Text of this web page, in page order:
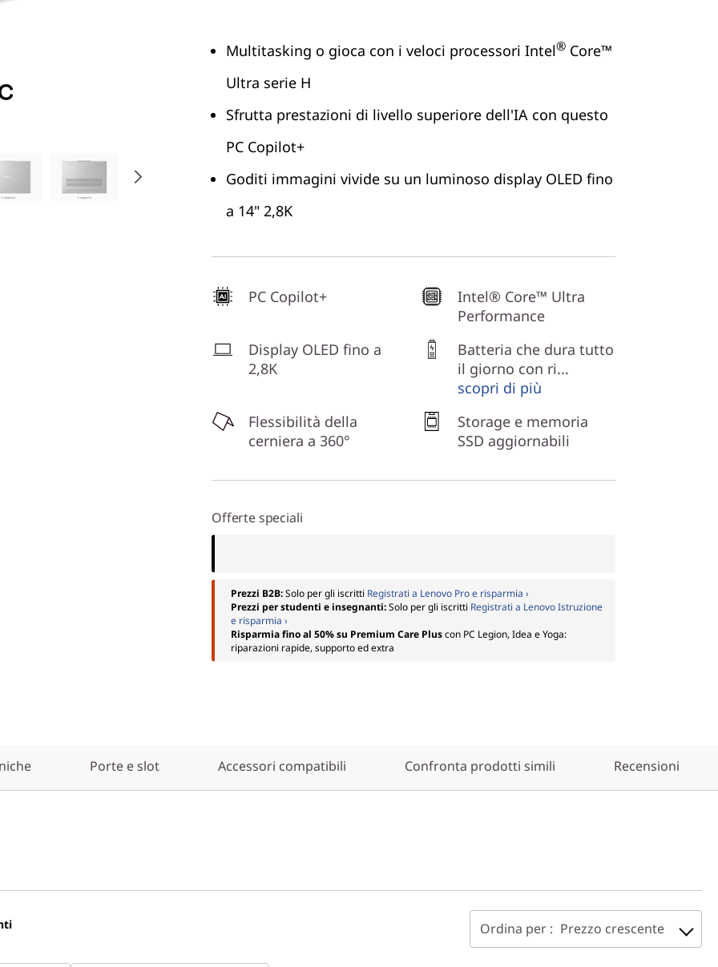
Multitasking o gioca con i veloci processori Intel® Core™
Ultra serie H
Sfrutta prestazioni di livello superiore dell'IA con questo
PC Copilot+
Goditi immagini vivide su un luminoso display OLED fino
a 14" 2,8K
PC Copilot+
Intel® Core™ Ultra
Performance
Display OLED fino a
2,8K
Batteria che dura tutto
il giorno con ri...
scopri di più
Flessibilità della
cerniera a 360°
Storage e memoria
SSD aggiornabili
Offerte speciali
Prezzi B2B:Solo per gli iscritti Registrati a Lenovo Pro e risparmia ›
Prezzi per studenti e insegnanti:Solo per gli iscritti Registrati a Lenovo Istruzione
e risparmia ›
Risparmia fino al 50% su Premium Care Pluscon PC Legion, Idea e Yoga:
riparazioni rapide, supporto ed extra
Porte e slot Accessori compatibili Confronta prodotti simili Recensioni
Ordina per : Prezzo crescente